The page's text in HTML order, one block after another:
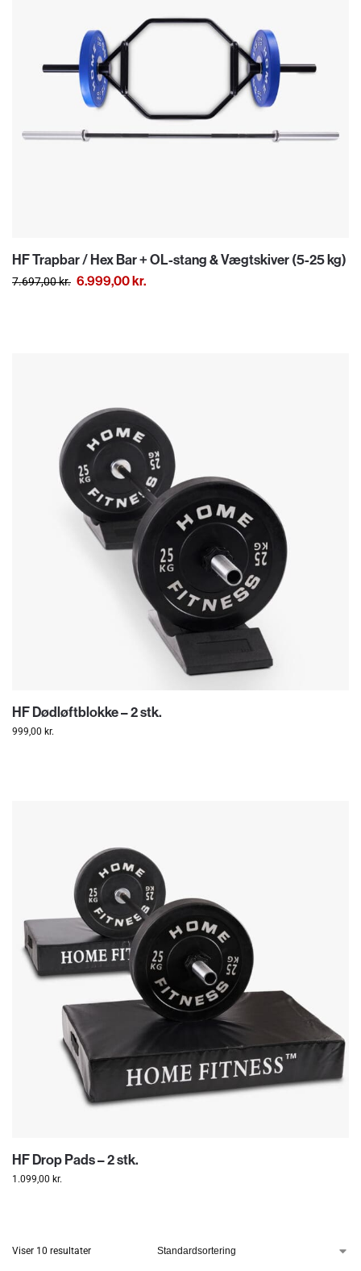
HF Trapbar / Hex Bar + OL-stang & Vægtskiver (5-25 kg)
7.697,00kr. 6.999,00kr.
HF Dødløftblokke – 2 stk.
999,00 kr.
HF Drop Pads – 2 stk.
1.099,00 kr.
Viser 10 resultater